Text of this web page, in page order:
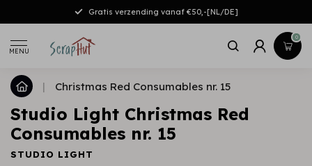
Gratis verzending vanaf €50,-[NL/DE]
MENU
0
| Christmas Red Consumables nr. 15
Studio Light Christmas Red
Consumables nr. 15
STUDIO LIGHT